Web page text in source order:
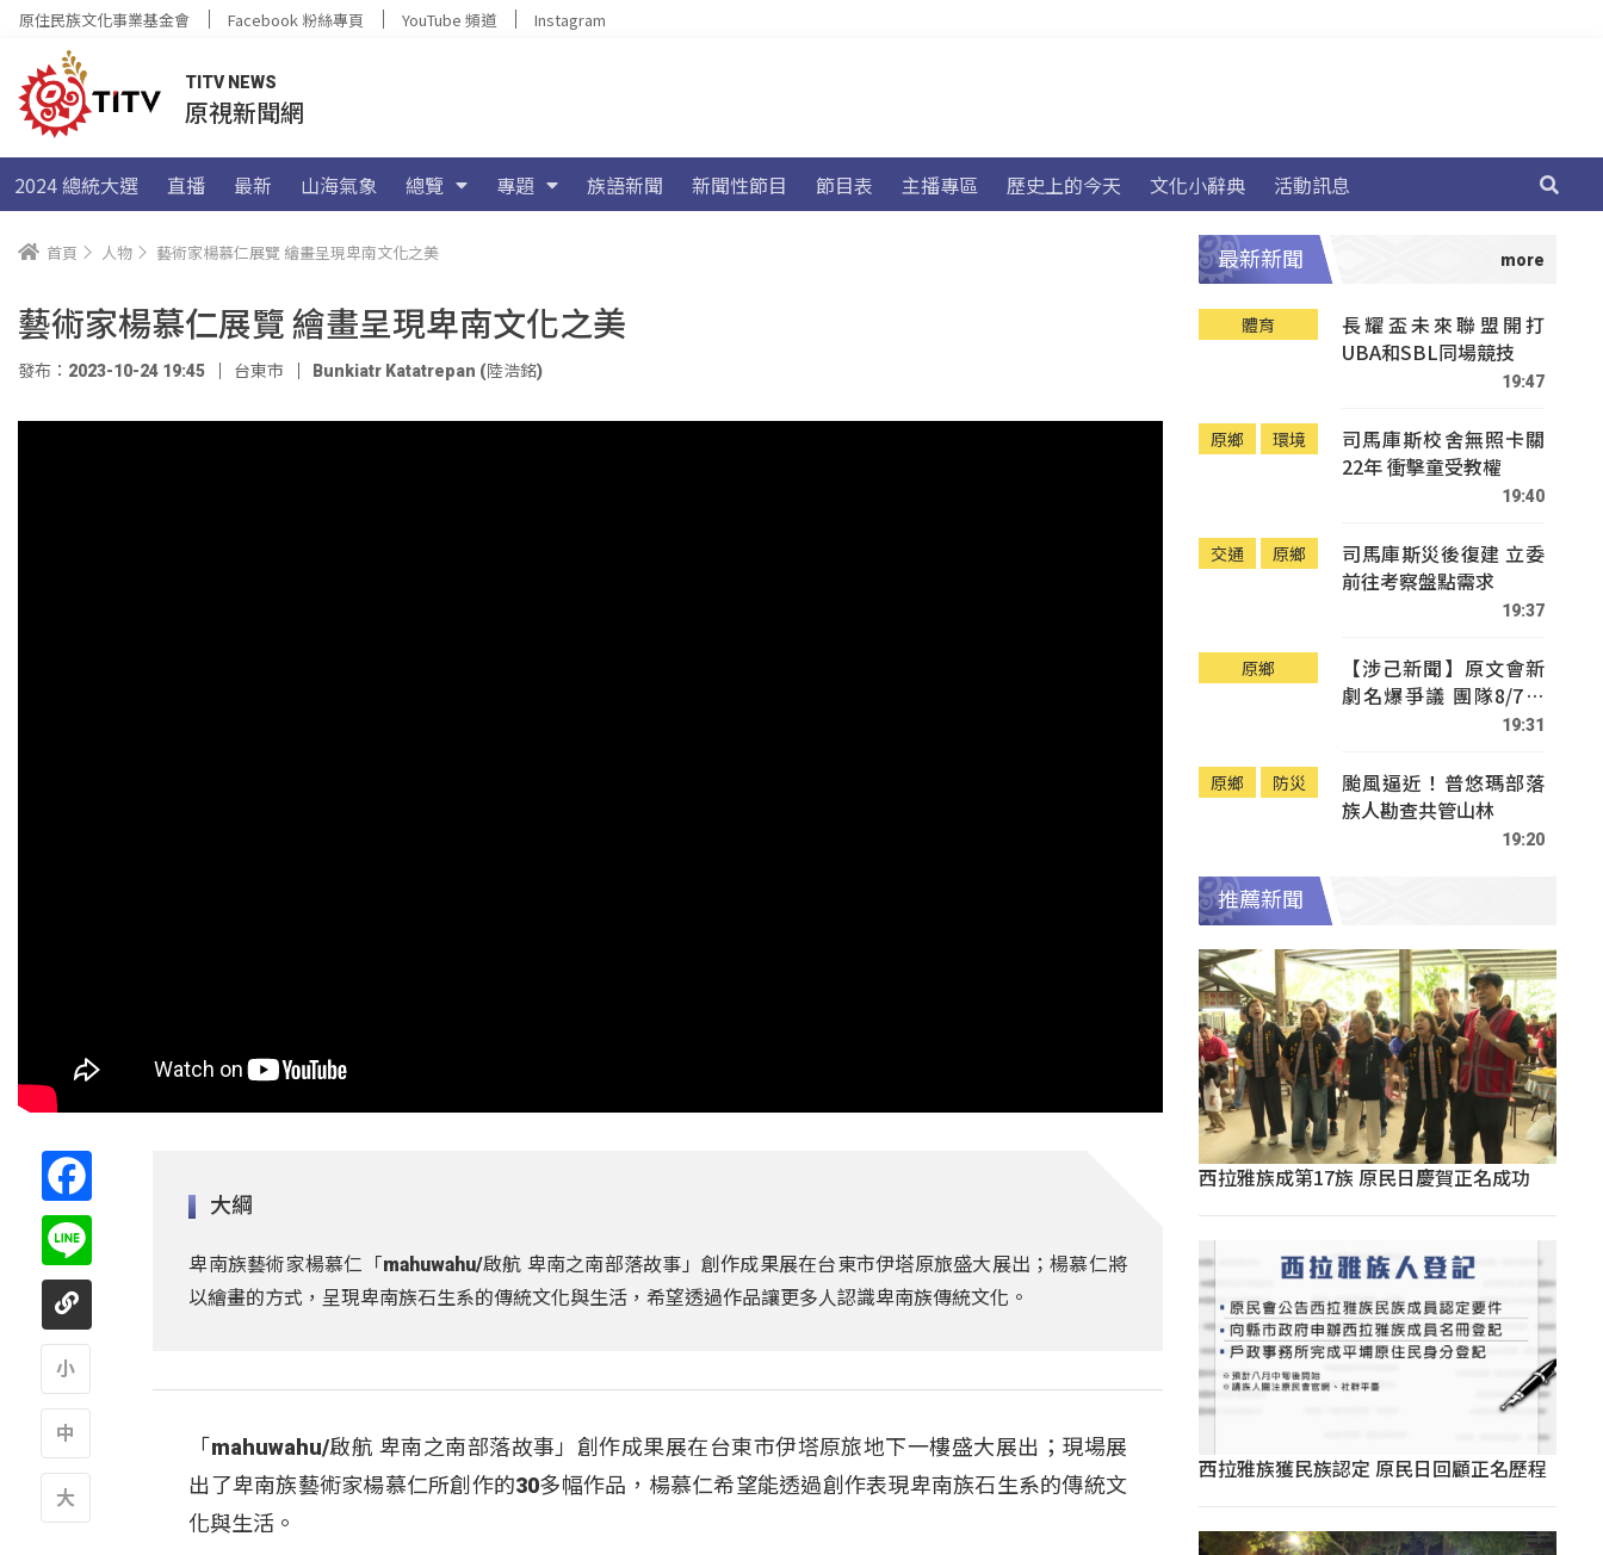
原住民族文化事業基金會 Facebook 粉絲專頁 YouTube 頻道 Instagram
TITV NEWS
原視新聞網
2024 總統大選 直播 最新 山海氣象 總覽 專題 族語新聞 新聞性節目 節目表 主播專區 歷史上的今天 文化小辭典 活動訊息
首頁 人物 藝術家楊慕仁展覽 繪畫呈現卑南文化之美
藝術家楊慕仁展覽 繪畫呈現卑南文化之美
發布：2023-10-24 19:45 台東市 Bunkiatr Katatrepan (陸浩銘)
大綱
卑南族藝術家楊慕仁「mahuwahu/啟航 卑南之南部落故事」創作成果展在台東市伊塔原旅盛大展出；楊慕仁將
以繪畫的方式，呈現卑南族石生系的傳統文化與生活，希望透過作品讓更多人認識卑南族傳統文化。
「mahuwahu/啟航 卑南之南部落故事」創作成果展在台東市伊塔原旅地下一樓盛大展出；現場展
出了卑南族藝術家楊慕仁所創作的30多幅作品，楊慕仁希望能透過創作表現卑南族石生系的傳統文
化與生活。
最新新聞
體育
長耀盃未來聯盟開打
UBA和SBL同場競技
19:47
原鄉 環境
司馬庫斯校舍無照卡關
22年 衝擊童受教權
19:40
交通 原鄉
司馬庫斯災後復建 立委
前往考察盤點需求
19:37
原鄉
【涉己新聞】原文會新
劇名爆爭議 團隊8/7赴
19:31
原鄉 防災
颱風逼近！普悠瑪部落
族人勘查共管山林
19:20
推薦新聞
西拉雅族成第17族 原民日慶賀正名成功
西拉雅族獲民族認定 原民日回顧正名歷程